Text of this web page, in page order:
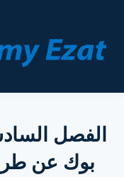
الفصل
بوك عن